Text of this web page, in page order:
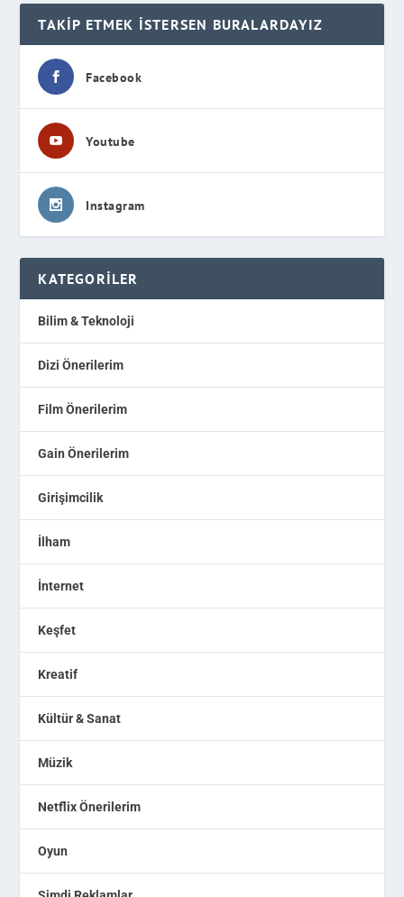
TAKIP ETMEK İSTERSEN BURALARDAYIZ
Facebook
Youtube
Instagram
KATEGORILER
Bilim & Teknoloji
Dizi Önerilerim
Film Önerilerim
Gain Önerilerim
Girişimcilik
İlham
İnternet
Keşfet
Kreatif
Kültür & Sanat
Müzik
Netflix Önerilerim
Oyun